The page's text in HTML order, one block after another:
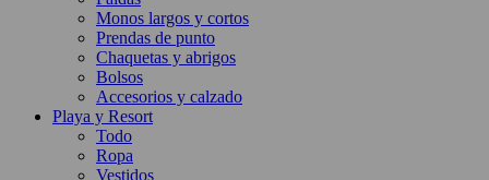
Monos largos y cortos
Prendas de punto
Chaquetas y abrigos
Bolsos
Accesorios y calzado
Playa y Resort
Todo
Ropa
Vestidos